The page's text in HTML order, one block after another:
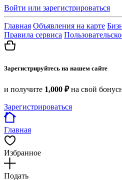
Войти или зарегистрироваться
Главная Объявления на карте
Правила сервиса
Зарегистрируйтесь на нашем сайте
и получите 1,000 ₽на свой
Зарегистрироваться
Главная
Избранное
Подать